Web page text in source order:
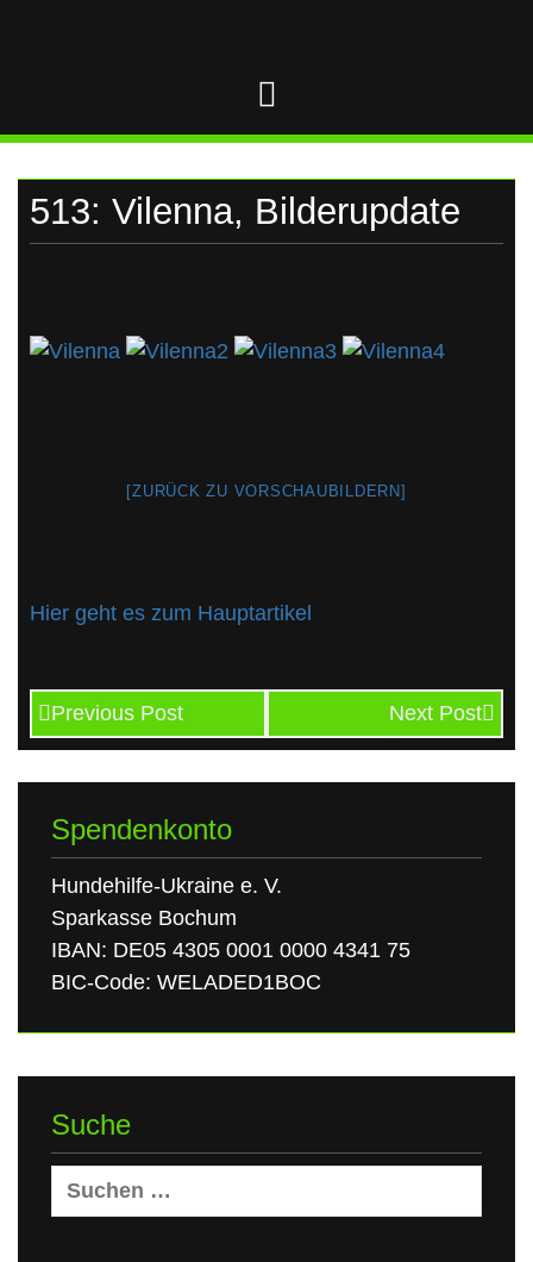
513: Vilenna, Bilderupdate
[ZURÜCK ZU VORSCHAUBILDERN]
Hier geht es zum Hauptartikel
Previous Post Next Post
Spendenkonto
Hundehilfe-Ukraine e. V.
Sparkasse Bochum
IBAN: DE05 4305 0001 0000 4341 75
BIC-Code: WELADED1BOC
Suche
Suchen
nach: